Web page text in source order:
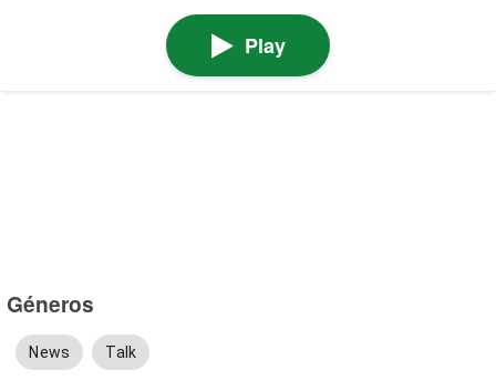
Play
Géneros
News Talk